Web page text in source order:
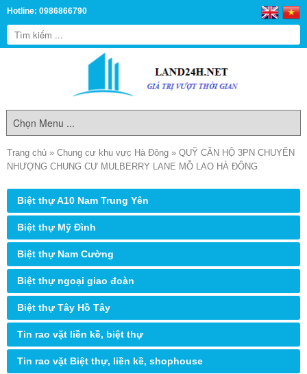
Hotline: 0986866790
Trang chủ » Chung cư khu vực Hà Đông » QUỸ CĂN HỘ 3PN CHUYỂN
NHƯỢNG CHUNG CƯ MULBERRY LANE MỖ LAO HÀ ĐÔNG
Biệt thự A10 Nam Trung Yên
Biệt thự Mỹ Đình
Biệt thự Nam Cường
Biệt thự ngoại giao đoàn
Biệt thự Tây Hồ Tây
Tin rao vặt liền kề, biệt thự
Tin rao vặt Biệt thự, liền kề, shophouse